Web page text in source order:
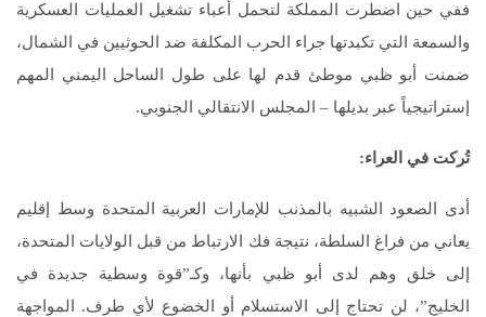
ففي حين اضطرت المملكة لتحمل أعباء تشغيل العمليات العسكرية
والسمعة التي تكبدتها جراء الحرب المكلفة ضد الحوثيين في الشمال،
ضمنت أبو ظبي موطئ قدم لها على طول الساحل اليمني المهم
إستراتيجياً عبر بديلها – المجلس الانتقالي الجنوبي.
تُركت في العراء:
أدى الصعود الشبيه بالمذنب للإمارات العربية المتحدة وسط إقليم
يعاني من فراغ السلطة، نتيجة فك الارتباط من قبل الولايات المتحدة،
إلى خلق وهم لدى أبو ظبي بأنها، وكـ”قوة وسطية جديدة في
الخليج”، لن تحتاج إلى الاستسلام أو الخضوع لأي طرف. المواجهة